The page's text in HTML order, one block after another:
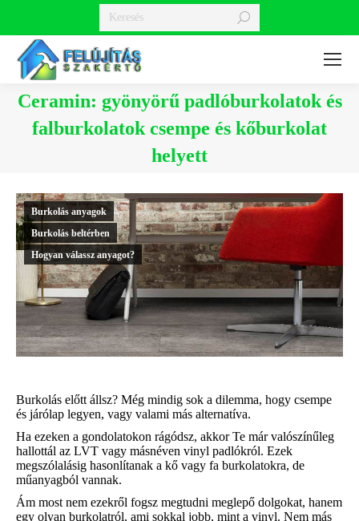
Search:
Ceramin: gyönyörű padlóburkolatok és
falburkolatok csempe és kőburkolat
helyett
Burkolás anyagok
Burkolás beltérben
Hogyan válassz anyagot?
Burkolás előtt állsz? Még mindig sok a dilemma, hogy csempe
és járólap legyen, vagy valami más alternatíva.
Ha ezeken a gondolatokon rágódsz, akkor Te már valószínűleg
hallottál az LVT vagy másnéven vinyl padlókról. Ezek
megszólalásig hasonlítanak a kő vagy fa burkolatokra, de
műanyagból vannak.
Ám most nem ezekről fogsz megtudni meglepő dolgokat, hanem
egy olyan burkolatról, ami sokkal jobb, mint a vinyl. Nem más